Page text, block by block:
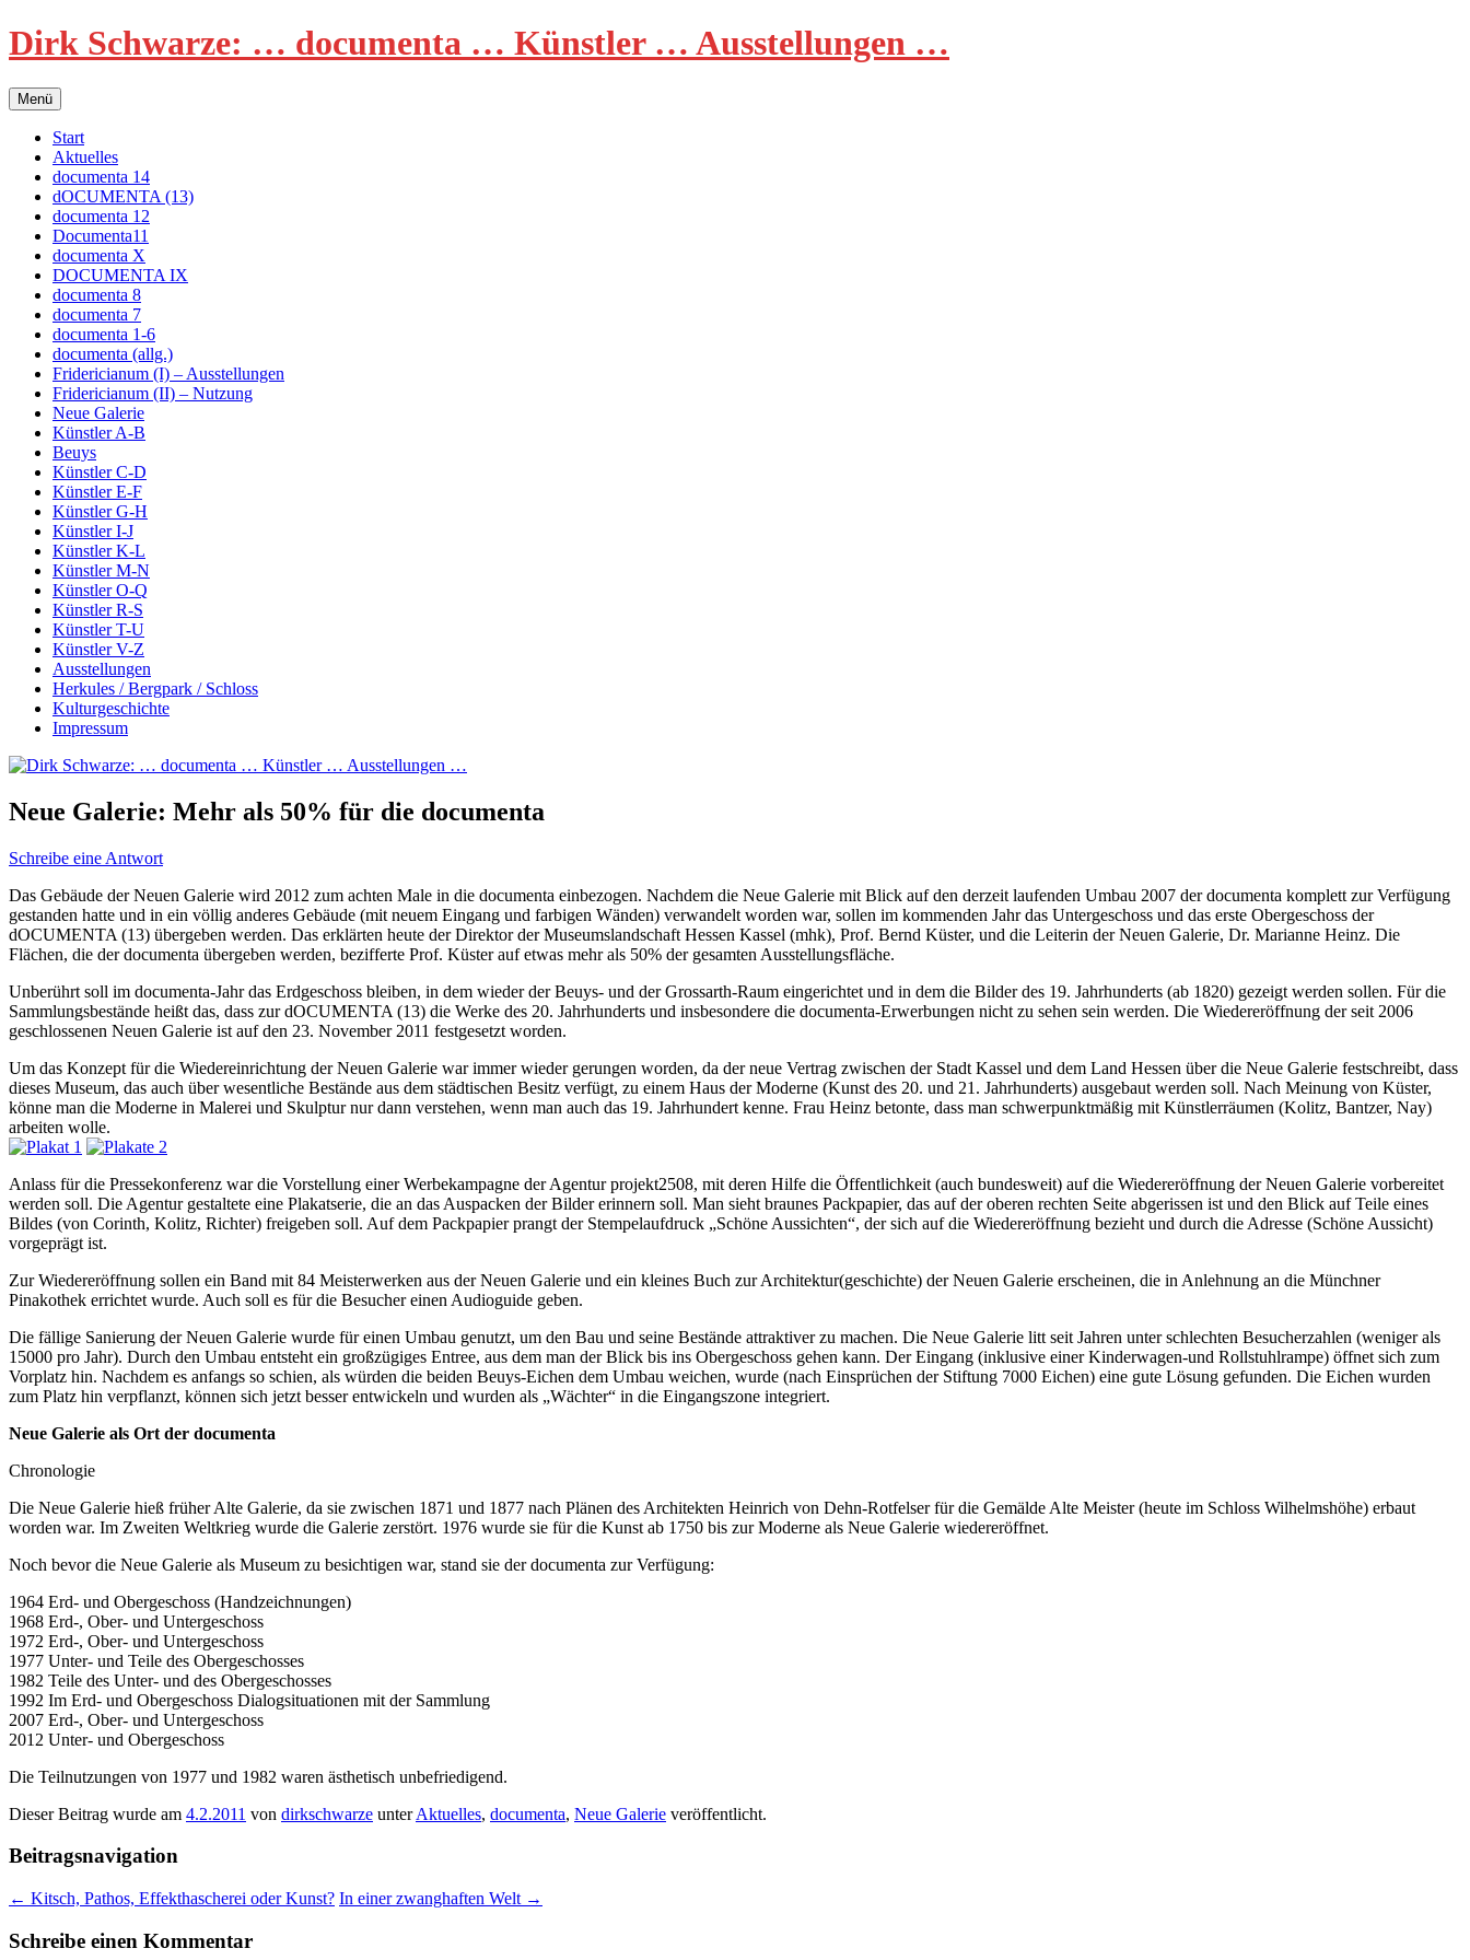
Zum
Inhalt
Dirk Schwarze: … documenta … Künstler … Ausstellungen …
Menü
Start
Aktuelles
documenta 14
dOCUMENTA (13)
documenta 12
Documenta11
documenta X
DOCUMENTA IX
documenta 8
documenta 7
documenta 1-6
documenta (allg.)
Fridericianum (I) – Ausstellungen
Fridericianum (II) – Nutzung
Neue Galerie
Künstler A-B
Beuys
Künstler C-D
Künstler E-F
Künstler G-H
Künstler I-J
Künstler K-L
Künstler M-N
Künstler O-Q
Künstler R-S
Künstler T-U
Künstler V-Z
Ausstellungen
Herkules / Bergpark / Schloss
Kulturgeschichte
Impressum
Neue Galerie: Mehr als 50% für die documenta
Schreibe eine Antwort
Das Gebäude der Neuen Galerie wird 2012 zum achten Male in die documenta einbezogen. Nachdem die Neue Galerie mit Blick auf den derzeit laufenden Umbau 2007 der documenta komplett zur Verfügung
gestanden hatte und in ein völlig anderes Gebäude (mit neuem Eingang und farbigen Wänden) verwandelt worden war, sollen im kommenden Jahr das Untergeschoss und das erste Obergeschoss der
dOCUMENTA (13) übergeben werden. Das erklärten heute der Direktor der Museumslandschaft Hessen Kassel (mhk), Prof. Bernd Küster, und die Leiterin der Neuen Galerie, Dr. Marianne Heinz. Die
Flächen, die der documenta übergeben werden, bezifferte Prof. Küster auf etwas mehr als 50% der gesamten Ausstellungsfläche.
Unberührt soll im documenta-Jahr das Erdgeschoss bleiben, in dem wieder der Beuys- und der Grossarth-Raum eingerichtet und in dem die Bilder des 19. Jahrhunderts (ab 1820) gezeigt werden sollen. Für die
Sammlungsbestände heißt das, dass zur dOCUMENTA (13) die Werke des 20. Jahrhunderts und insbesondere die documenta-Erwerbungen nicht zu sehen sein werden. Die Wiedereröffnung der seit 2006
geschlossenen Neuen Galerie ist auf den 23. November 2011 festgesetzt worden.
Um das Konzept für die Wiedereinrichtung der Neuen Galerie war immer wieder gerungen worden, da der neue Vertrag zwischen der Stadt Kassel und dem Land Hessen über die Neue Galerie festschreibt, dass
dieses Museum, das auch über wesentliche Bestände aus dem städtischen Besitz verfügt, zu einem Haus der Moderne (Kunst des 20. und 21. Jahrhunderts) ausgebaut werden soll. Nach Meinung von Küster,
könne man die Moderne in Malerei und Skulptur nur dann verstehen, wenn man auch das 19. Jahrhundert kenne. Frau Heinz betonte, dass man schwerpunktmäßig mit Künstlerräumen (Kolitz, Bantzer, Nay)
arbeiten wolle.
Anlass für die Pressekonferenz war die Vorstellung einer Werbekampagne der Agentur projekt2508, mit deren Hilfe die Öffentlichkeit (auch bundesweit) auf die Wiedereröffnung der Neuen Galerie vorbereitet
werden soll. Die Agentur gestaltete eine Plakatserie, die an das Auspacken der Bilder erinnern soll. Man sieht braunes Packpapier, das auf der oberen rechten Seite abgerissen ist und den Blick auf Teile eines
Bildes (von Corinth, Kolitz, Richter) freigeben soll. Auf dem Packpapier prangt der Stempelaufdruck „Schöne Aussichten“, der sich auf die Wiedereröffnung bezieht und durch die Adresse (Schöne Aussicht)
vorgeprägt ist.
Zur Wiedereröffnung sollen ein Band mit 84 Meisterwerken aus der Neuen Galerie und ein kleines Buch zur Architektur(geschichte) der Neuen Galerie erscheinen, die in Anlehnung an die Münchner
Pinakothek errichtet wurde. Auch soll es für die Besucher einen Audioguide geben.
Die fällige Sanierung der Neuen Galerie wurde für einen Umbau genutzt, um den Bau und seine Bestände attraktiver zu machen. Die Neue Galerie litt seit Jahren unter schlechten Besucherzahlen (weniger als
15000 pro Jahr). Durch den Umbau entsteht ein großzügiges Entree, aus dem man der Blick bis ins Obergeschoss gehen kann. Der Eingang (inklusive einer Kinderwagen-und Rollstuhlrampe) öffnet sich zum
Vorplatz hin. Nachdem es anfangs so schien, als würden die beiden Beuys-Eichen dem Umbau weichen, wurde (nach Einsprüchen der Stiftung 7000 Eichen) eine gute Lösung gefunden. Die Eichen wurden
zum Platz hin verpflanzt, können sich jetzt besser entwickeln und wurden als „Wächter“ in die Eingangszone integriert.
Neue Galerie als Ort der documenta
Chronologie
Die Neue Galerie hieß früher Alte Galerie, da sie zwischen 1871 und 1877 nach Plänen des Architekten Heinrich von Dehn-Rotfelser für die Gemälde Alte Meister (heute im Schloss Wilhelmshöhe) erbaut
worden war. Im Zweiten Weltkrieg wurde die Galerie zerstört. 1976 wurde sie für die Kunst ab 1750 bis zur Moderne als Neue Galerie wiedereröffnet.
Noch bevor die Neue Galerie als Museum zu besichtigen war, stand sie der documenta zur Verfügung:
1964 Erd- und Obergeschoss (Handzeichnungen)
1968 Erd-, Ober- und Untergeschoss
1972 Erd-, Ober- und Untergeschoss
1977 Unter- und Teile des Obergeschosses
1982 Teile des Unter- und des Obergeschosses
1992 Im Erd- und Obergeschoss Dialogsituationen mit der Sammlung
2007 Erd-, Ober- und Untergeschoss
2012 Unter- und Obergeschoss
Die Teilnutzungen von 1977 und 1982 waren ästhetisch unbefriedigend.
Dieser Beitrag wurde am 4.2.2011 von dirkschwarze unterAktuelles, documenta, Neue Galerie veröffentlicht.
Beitragsnavigation
← Kitsch, Pathos, Effekthascherei oder Kunst? In einer zwanghaften Welt →
Schreibe einen Kommentar